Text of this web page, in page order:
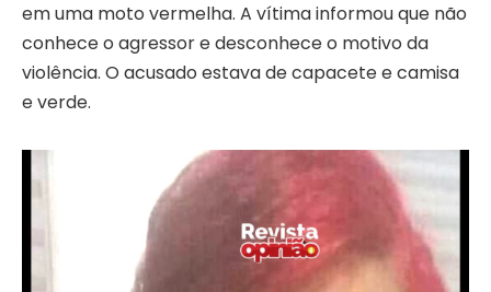
em uma moto vermelha. A vítima informou que não
conhece o agressor e desconhece o motivo da
violência. O acusado estava de capacete e camisa
e verde.